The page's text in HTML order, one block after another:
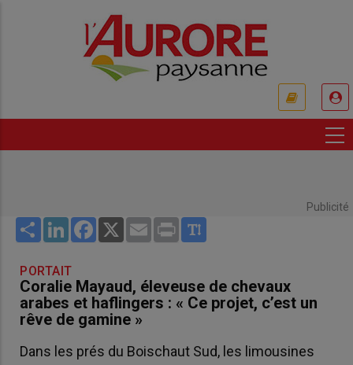
Publicité
Share LinkedInFacebook
X Email Print
PORTAIT
Coralie Mayaud, éleveuse de chevaux
arabes et haflingers : « Ce projet, c’est un
rêve de gamine »
Dans les prés du Boischaut Sud, les limousines